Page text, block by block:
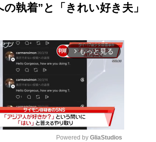
執着”と「きれい好き夫」
arrow_forward_ios もっと見る
Powered by GliaStudios